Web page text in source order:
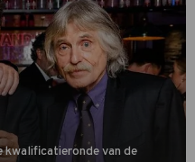
kwalificatieronde van de